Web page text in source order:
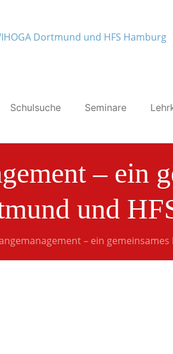
Schulsuche Seminare
– ein
und
– ein